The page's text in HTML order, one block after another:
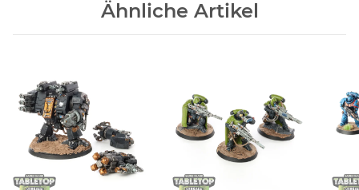
Ähnliche Artikel